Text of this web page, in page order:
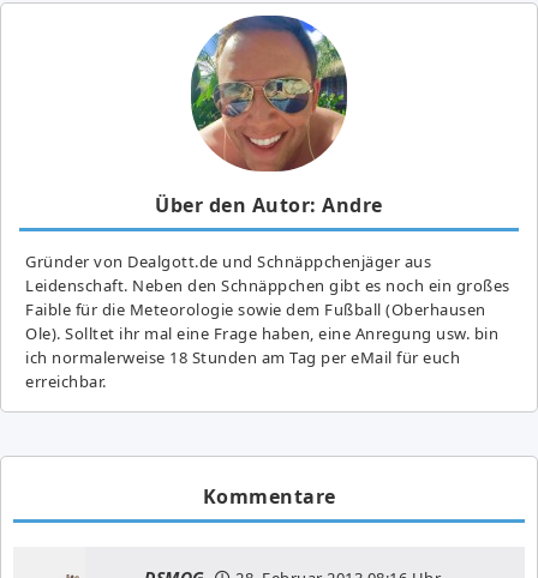
Über den Autor: Andre
Gründer von Dealgott.de und Schnäppchenjäger aus
Leidenschaft. Neben den Schnäppchen gibt es noch ein großes
Fai­ble für die Meteorologie sowie dem Fußball (Oberhausen
Ole). Solltet ihr mal eine Frage haben, eine Anregung usw. bin
ich normalerweise 18 Stunden am Tag per eMail für euch
erreichbar.
Kommentare